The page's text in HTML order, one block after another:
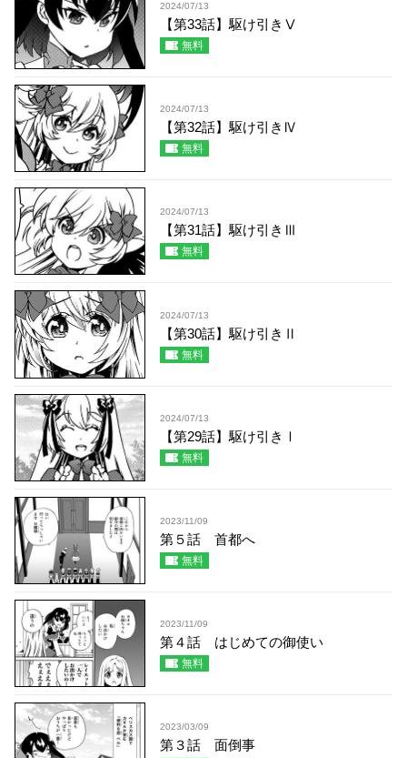
2024/07/13
【第33話】駆け引きⅤ
無料
2024/07/13
【第32話】駆け引きⅣ
無料
2024/07/13
【第31話】駆け引きⅢ
無料
2024/07/13
【第30話】駆け引きⅡ
無料
2024/07/13
【第29話】駆け引きⅠ
無料
2023/11/09
第５話 首都へ
無料
2023/11/09
第４話 はじめての御使い
無料
2023/03/09
第３話 面倒事